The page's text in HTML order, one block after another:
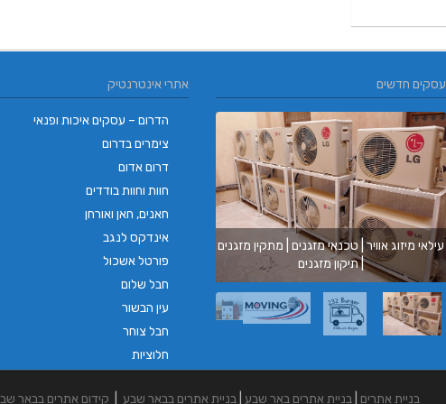
אתרי אינטרנטיק
הדרום – עסקים איכות ופנאי
צימרים בדרום
דרום אדום
חוות וחוות בודדים
חאנים, חאן ואורחן
אינדקס לנגב
פורטל אשכול
חבל שלום
עין הבשור
חבל צוחר
חלוציות
עסקים חדשים
עילאי מיזוג אוויר | טכנאי מזגנים | מתקין מזגנים
| תיקון מזגנים
בניית אתרים בניית אתרים באר שבע בניית אתרים בבאר שבע קידום אתרים בבאר